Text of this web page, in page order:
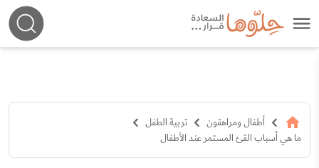
أطفال ومراهقون
تربية الطفل
ما هي أسباب القئ المستمر عند الأطفال